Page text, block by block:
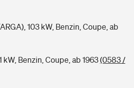
Sicherheit für deine Kids
103 kW, Benzin, Coupe, ab
kW, Benzin, Coupe, ab 1963(0583 /